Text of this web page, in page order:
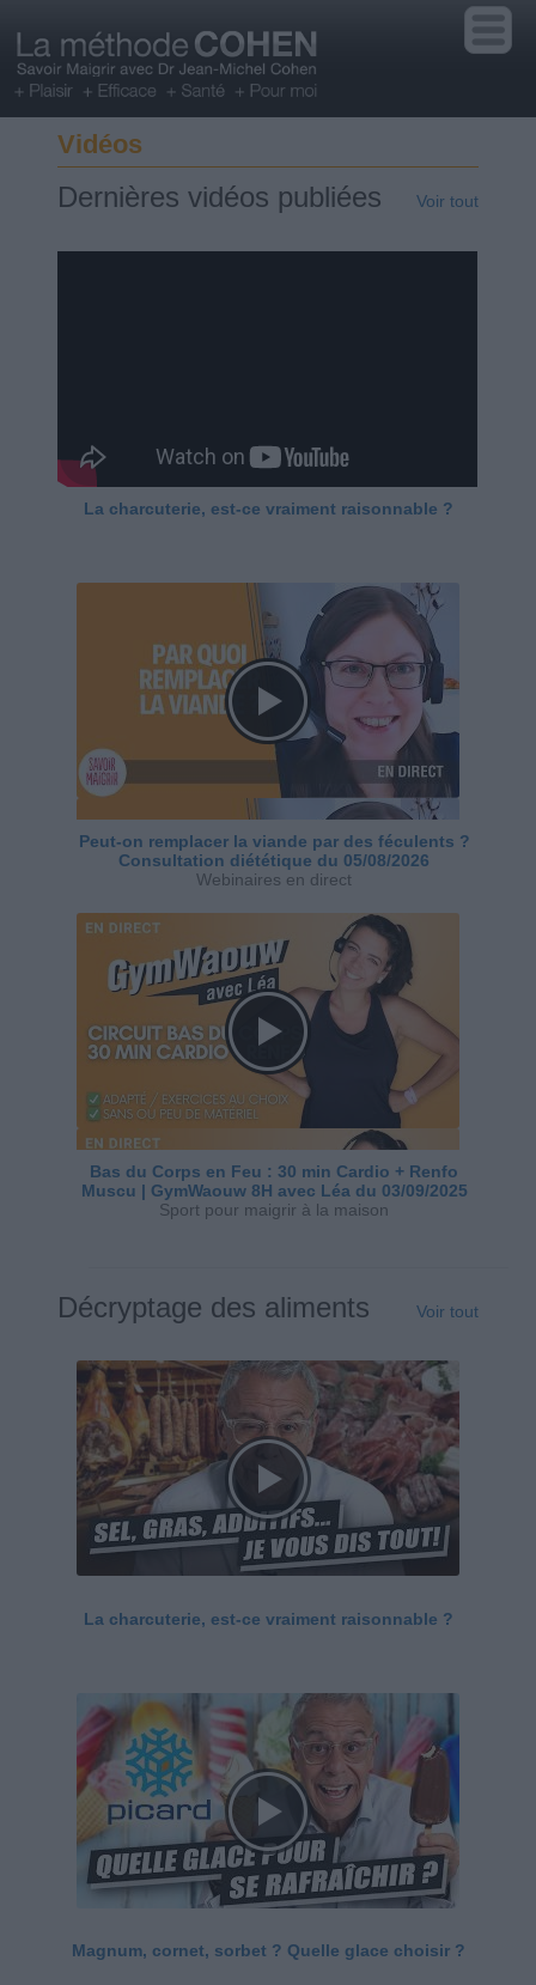
Vidéos
Dernières vidéos publiées Voir tout
La charcuterie, est-ce vraiment raisonnable ?
Peut-on remplacer la viande par des féculents ?
Consultation diététique du 05/08/2026
Webinaires en direct
Bas du Corps en Feu : 30 min Cardio + Renfo
Muscu | GymWaouw 8H avec Léa du 03/09/2025
Sport pour maigrir à la maison
Décryptage des aliments Voir tout
La charcuterie, est-ce vraiment raisonnable ?
Magnum, cornet, sorbet ? Quelle glace choisir ?